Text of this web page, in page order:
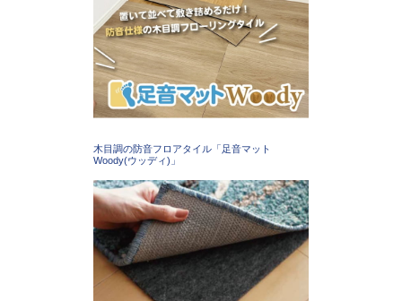
木目調の防音フロアタイル「足音マット
Woody(ウッディ)」